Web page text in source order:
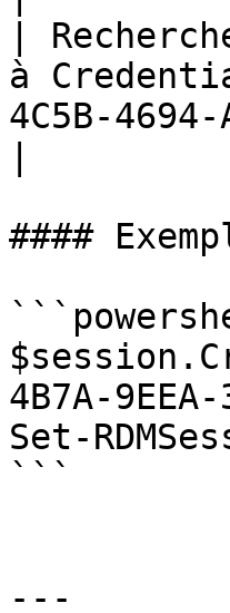
|
à
4C5B-4694-
####
4B7A-9EEA-
Set-
```
---